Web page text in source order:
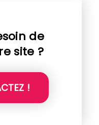
de
site ?
!